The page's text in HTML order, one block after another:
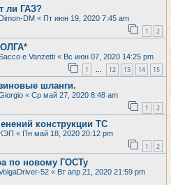
ли ГАЗ?
Dimon-DM « Пт июн 19, 2020 7:45 am
1 2
e Vanzetti « Вс июн 07, 2020 14:25 pm
1 … 12 13 14 15
шланги.
« Ср май 27, 2020 8:48 am
1 2
конструкции ТС
КЭП « Пн май 18, 2020 20:12 pm
1 2
по новому ГОСТу
52 « Вт апр 21, 2020 21:59 pm